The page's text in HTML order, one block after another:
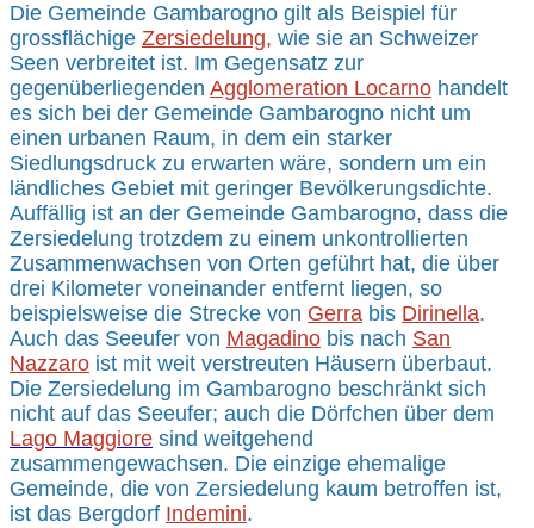
Die Gemeinde Gambarogno gilt als Beispiel für
grossflächige Zersiedelung, wie sie an Schweizer
Seen verbreitet ist. Im Gegensatz zur
gegenüberliegenden Agglomeration Locarno handelt
es sich bei der Gemeinde Gambarogno nicht um
einen urbanen Raum, in dem ein starker
Siedlungsdruck zu erwarten wäre, sondern um ein
ländliches Gebiet mit geringer Bevölkerungsdichte.
Auffällig ist an der Gemeinde Gambarogno, dass die
Zersiedelung trotzdem zu einem unkontrollierten
Zusammenwachsen von Orten geführt hat, die über
drei Kilometer voneinander entfernt liegen, so
beispielsweise die Strecke von Gerra bis Dirinella.
Auch das Seeufer von Magadino bis nach San
Nazzaro ist mit weit verstreuten Häusern überbaut.
Die Zersiedelung im Gambarogno beschränkt sich
nicht auf das Seeufer; auch die Dörfchen über dem
Lago Maggiore sind weitgehend
zusammengewachsen. Die einzige ehemalige
Gemeinde, die von Zersiedelung kaum betroffen ist,
ist das Bergdorf Indemini.